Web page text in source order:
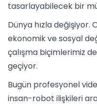
tasarlayabilecek bir
Dünya hızla değişiyor.
ekonomik ve sosyal
çalışma biçimlerimiz
geçiyor.
Bugün profesyonel
insan-robot ilişkileri